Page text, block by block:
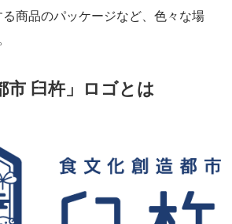
る商品のパッケージなど、色々な場
市 臼杵」ロゴとは